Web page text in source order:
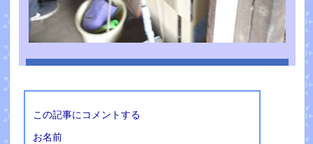
この記事にコメントする
お名前